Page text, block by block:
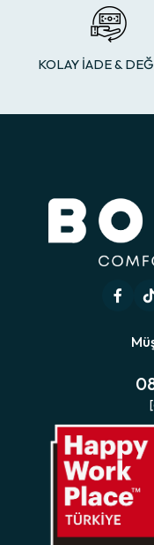
KOLAY İADE &